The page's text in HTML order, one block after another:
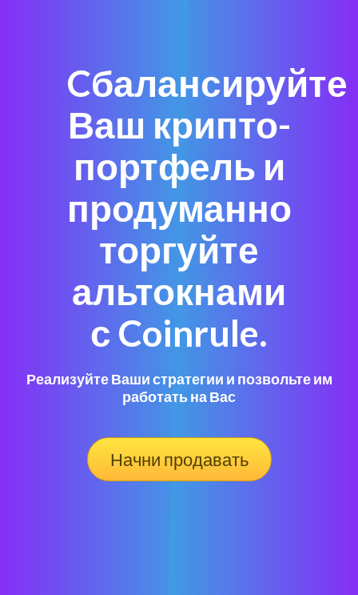
Cбалансируйте
Ваш крипто-
портфель и
продуманно
торгуйте
альтокнами
с Coinrule.
Реализуйте Ваши стратегии и позвольте им
работать на Вас
Начни продавать